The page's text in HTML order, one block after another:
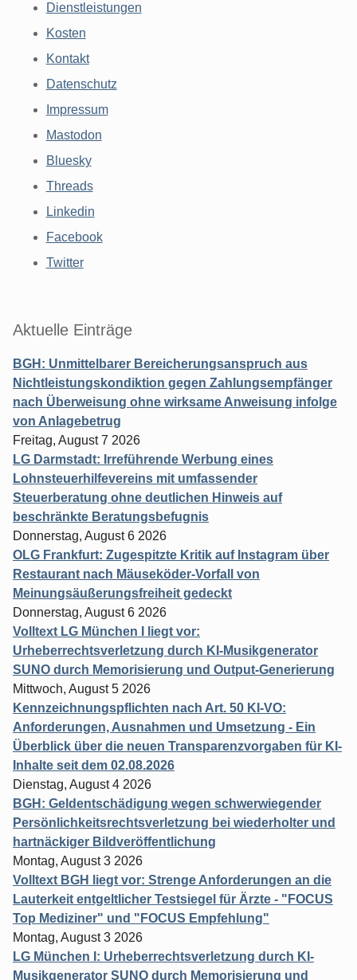
Dienstleistungen
Kosten
Kontakt
Datenschutz
Impressum
Mastodon
Bluesky
Threads
Linkedin
Facebook
Twitter
Aktuelle Einträge
BGH: Unmittelbarer Bereicherungsanspruch aus
Nichtleistungskondiktion gegen Zahlungsempfänger
nach Überweisung ohne wirksame Anweisung infolge
von Anlagebetrug
Freitag, August 7 2026
LG Darmstadt: Irreführende Werbung eines
Lohnsteuerhilfevereins mit umfassender
Steuerberatung ohne deutlichen Hinweis auf
beschränkte Beratungsbefugnis
Donnerstag, August 6 2026
OLG Frankfurt: Zugespitzte Kritik auf Instagram über
Restaurant nach Mäuseköder-Vorfall von
Meinungsäußerungsfreiheit gedeckt
Donnerstag, August 6 2026
Volltext LG München I liegt vor:
Urheberrechtsverletzung durch KI-Musikgenerator
SUNO durch Memorisierung und Output-Generierung
Mittwoch, August 5 2026
Kennzeichnungspflichten nach Art. 50 KI-VO:
Anforderungen, Ausnahmen und Umsetzung - Ein
Überblick über die neuen Transparenzvorgaben für KI-
Inhalte seit dem 02.08.2026
Dienstag, August 4 2026
BGH: Geldentschädigung wegen schwerwiegender
Persönlichkeitsrechtsverletzung bei wiederholter und
hartnäckiger Bildveröffentlichung
Montag, August 3 2026
Volltext BGH liegt vor: Strenge Anforderungen an die
Lauterkeit entgeltlicher Testsiegel für Ärzte - "FOCUS
Top Mediziner" und "FOCUS Empfehlung"
Montag, August 3 2026
LG München I: Urheberrechtsverletzung durch KI-
Musikgenerator SUNO durch Memorisierung und